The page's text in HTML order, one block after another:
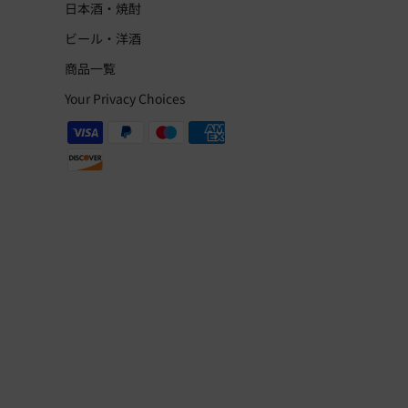
日本酒・焼酎
ビール・洋酒
商品一覧
Your Privacy Choices